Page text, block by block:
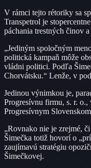
V rámci tejto rétoriky sa
Transpetrol je
páchania trestných činov
„Jediným spoločným
politická kampaň môže
vládni politici. Podľa
Chorvátsku.“ Lenže, v
Jedinou výnimkou je,
Progresívnu firmu, s. r. o.,
Progresívnym
„Rovnako nie je zrejmé,
Šimečka totiž hovorí o
zaujímavú stratégiu
Šimečkovej.